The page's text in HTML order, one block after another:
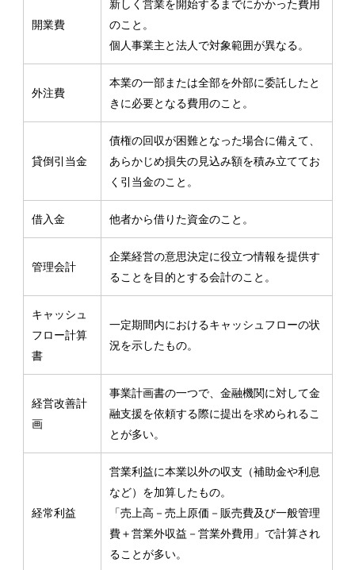
開業費
新しく営業を開始するまでにかかった費用
のこと。
個人事業主と法人で対象範囲が異なる。
外注費
本業の一部または全部を外部に委託したと
きに必要となる費用のこと。
貸倒引当金
債権の回収が困難となった場合に備えて、
あらかじめ損失の見込み額を積み立ててお
く引当金のこと。
借入金 他者から借りた資金のこと。
管理会計
企業経営の意思決定に役立つ情報を提供す
ることを目的とする会計のこと。
キャッシュ
フロー計算
書
一定期間内におけるキャッシュフローの状
況を示したもの。
経営改善計
画
事業計画書の一つで、金融機関に対して金
融支援を依頼する際に提出を求められるこ
とが多い。
経常利益
営業利益に本業以外の収支（補助金や利息
など）を加算したもの。
「売上高－売上原価－販売費及び一般管理
費＋営業外収益－営業外費用」で計算され
ることが多い。